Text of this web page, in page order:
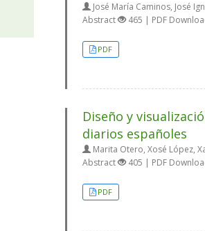
José María Caminos, José
Abstract
465 | PDF
PDF
Diseño y
diarios españoles
Marita Otero, Xosé López,
Abstract
405 | PDF
PDF